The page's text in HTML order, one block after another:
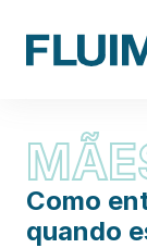
Como
quando